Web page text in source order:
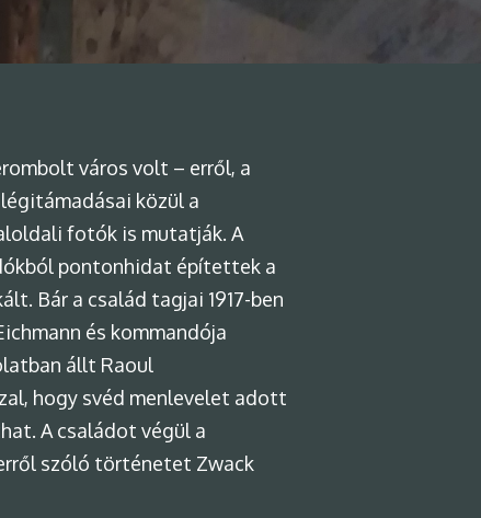
város volt – erről, a
közül a
fotók is mutatják. A
pontonhidat építettek a
Bár a család tagjai 1917-ben
és kommandója
állt Raoul
hogy svéd menlevelet adott
A családot végül a
szóló történetet Zwack